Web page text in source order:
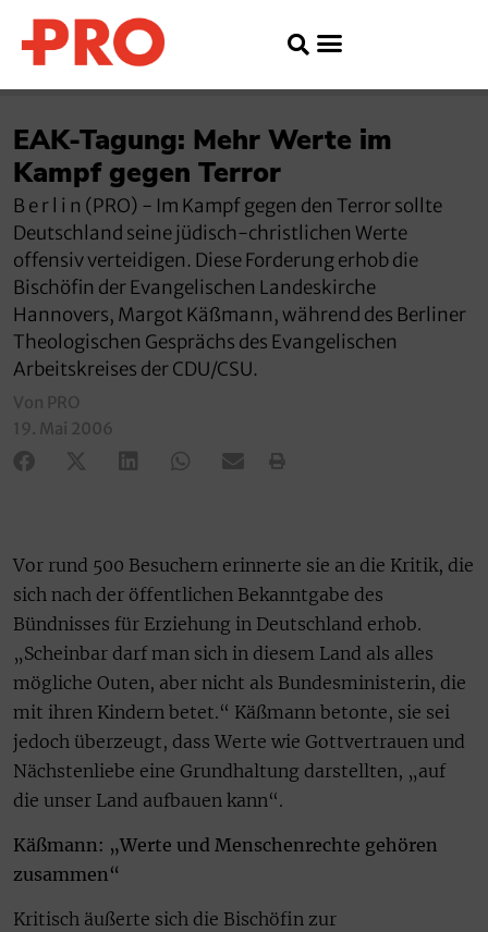
EAK-Tagung: Mehr Werte im
Kampf gegen Terror
B e r l i n (PRO) - Im Kampf gegen den Terror sollte
Deutschland seine jüdisch-christlichen Werte
offensiv verteidigen. Diese Forderung erhob die
Bischöfin der Evangelischen Landeskirche
Hannovers, Margot Käßmann, während des Berliner
Theologischen Gesprächs des Evangelischen
Arbeitskreises der CDU/CSU.
Von PRO
19. Mai 2006
Vor rund 500 Besuchern erinnerte sie an die Kritik, die
sich nach der öffentlichen Bekanntgabe des
Bündnisses für Erziehung in Deutschland erhob.
„Scheinbar darf man sich in diesem Land als alles
mögliche Outen, aber nicht als Bundesministerin, die
mit ihren Kindern betet.“ Käßmann betonte, sie sei
jedoch überzeugt, dass Werte wie Gottvertrauen und
Nächstenliebe eine Grundhaltung darstellten, „auf
die unser Land aufbauen kann“.
Käßmann: „Werte und Menschenrechte gehören
zusammen“
Kritisch äußerte sich die Bischöfin zur